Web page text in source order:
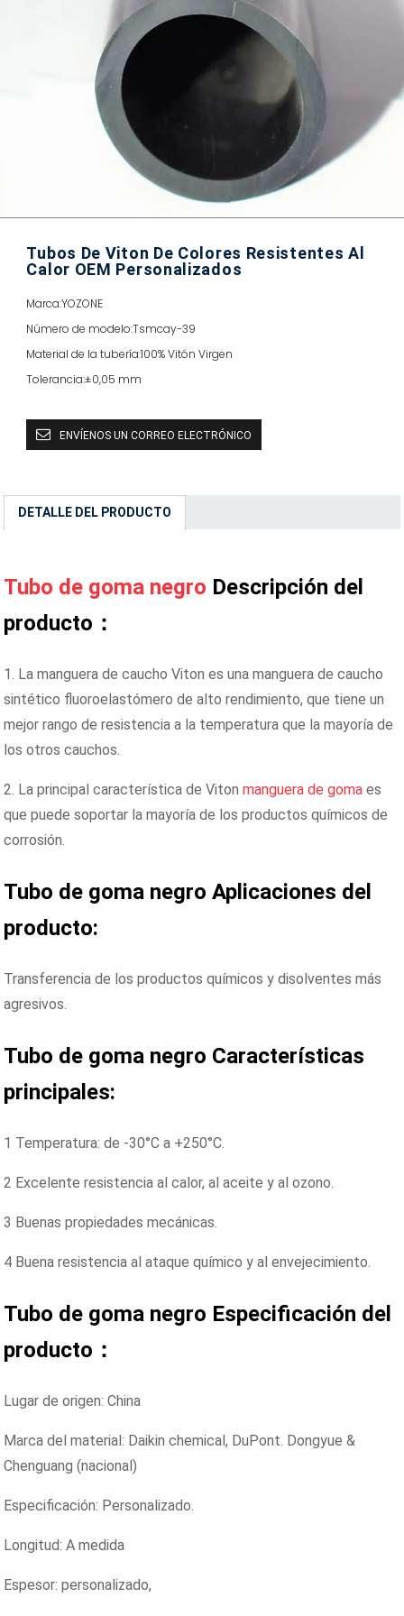
Tubos De Viton De Colores Resistentes Al
Calor OEM Personalizados
Marca:YOZONE
Número de modelo:Tsmcay-39
Material de la tubería:100% Vitón Virgen
Tolerancia:±0,05 mm
ENVÍENOS UN CORREO ELECTRÓNICO
DETALLE DEL PRODUCTO
Tubo de goma negro Descripción del
producto：
1. La manguera de caucho Viton es una manguera de caucho
sintético fluoroelastómero de alto rendimiento, que tiene un
mejor rango de resistencia a la temperatura que la mayoría de
los otros cauchos.
2. La principal característica de Vitonmanguera de goma es
que puede soportar la mayoría de los productos químicos de
corrosión.
Tubo de goma negroAplicaciones del
producto:
Transferencia de los productos químicos y disolventes más
agresivos.
Tubo de goma negro Características
principales:
1 Temperatura: de -30°C a +250°C.
2 Excelente resistencia al calor, al aceite y al ozono.
3 Buenas propiedades mecánicas.
4 Buena resistencia al ataque químico y al envejecimiento.
Tubo de goma negro Especificación del
producto：
Lugar de origen: China
Marca del material: Daikin chemical, DuPont. Dongyue &
Chenguang (nacional)
Especificación: Personalizado.
Longitud: A medida
Espesor: personalizado,